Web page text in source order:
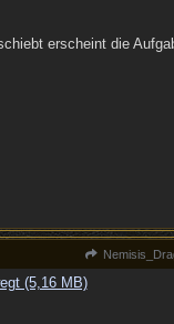
erscheint die
(5,16 MB)